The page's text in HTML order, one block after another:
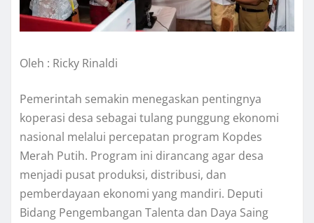
Oleh : Ricky Rinaldi
Pemerintah semakin menegaskan pentingnya
koperasi desa sebagai tulang punggung ekonomi
nasional melalui percepatan program Kopdes
Merah Putih. Program ini dirancang agar desa
menjadi pusat produksi, distribusi, dan
pemberdayaan ekonomi yang mandiri. Deputi
Bidang Pengembangan Talenta dan Daya Saing